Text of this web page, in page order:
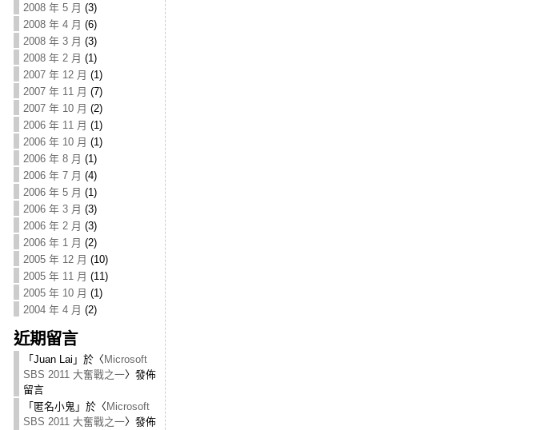
2008 年 5 月 (3)
2008 年 4 月 (6)
2008 年 3 月 (3)
2008 年 2 月 (1)
2007 年 12 月 (1)
2007 年 11 月 (7)
2007 年 10 月 (2)
2006 年 11 月 (1)
2006 年 10 月 (1)
2006 年 8 月 (1)
2006 年 7 月 (4)
2006 年 5 月 (1)
2006 年 3 月 (3)
2006 年 2 月 (3)
2006 年 1 月 (2)
2005 年 12 月 (10)
2005 年 11 月 (11)
2005 年 10 月 (1)
2004 年 4 月 (2)
近期留言
「 Juan Lai 」於〈 Microsoft
SBS 2011 大奮戰之一〉發佈
留言
「 匿名小鬼 」於〈 Microsoft
SBS 2011 大奮戰之一〉發佈